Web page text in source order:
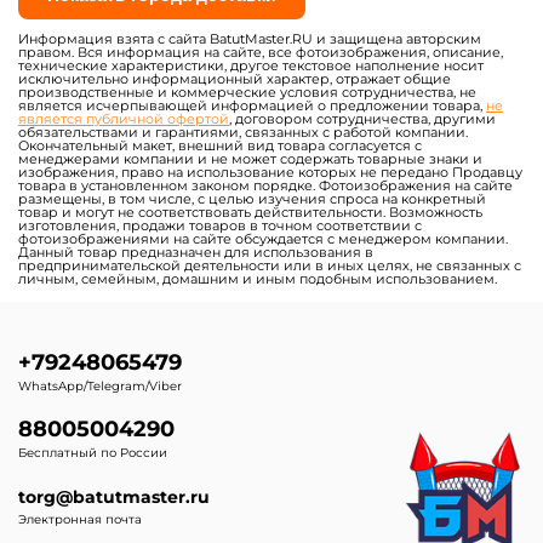
Информация взята с сайта BatutMaster.RU и защищена авторским
правом. Вся информация на сайте, все фотоизображения, описание,
технические характеристики, другое текстовое наполнение носит
исключительно информационный характер, отражает общие
производственные и коммерческие условия сотрудничества, не
является исчерпывающей информацией о предложении товара, не
является публичной офертой, договором сотрудничества, другими
обязательствами и гарантиями, связанных с работой компании.
Окончательный макет, внешний вид товара согласуется с
менеджерами компании и не может содержать товарные знаки и
изображения, право на использование которых не передано Продавцу
товара в установленном законом порядке. Фотоизображения на сайте
размещены, в том числе, с целью изучения спроса на конкретный
товар и могут не соответствовать действительности. Возможность
изготовления, продажи товаров в точном соответствии с
фотоизображениями на сайте обсуждается с менеджером компании.
Данный товар предназначен для использования в
предпринимательской деятельности или в иных целях, не связанных с
личным, семейным, домашним и иным подобным использованием.
+79248065479
WhatsApp/Telegram/Viber
88005004290
Бесплатный по России
torg@batutmaster.ru
Электронная почта